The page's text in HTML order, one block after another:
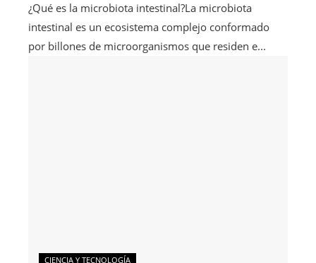
¿Qué es la microbiota intestinal?La microbiota
intestinal es un ecosistema complejo conformado
por billones de microorganismos que residen e...
CIENCIA Y TECNOLOGÍA